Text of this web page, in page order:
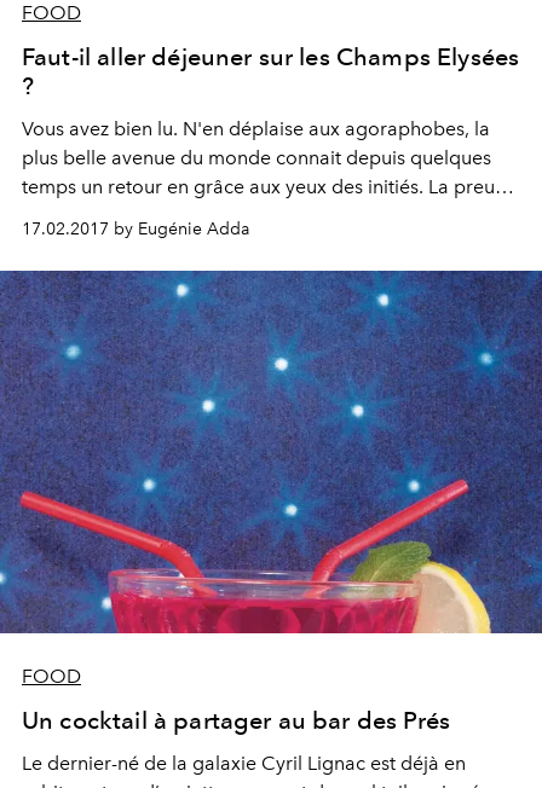
FOOD
Faut-il aller déjeuner sur les Champs Elysées
?
Vous avez bien lu. N'en déplaise aux agoraphobes, la
plus belle avenue du monde connait depuis quelques
temps un retour en grâce aux yeux des initiés. La preuve
en 5 adresses
17.02.2017 by Eugénie Adda
FOOD
Un cocktail à partager au bar des Prés
Le dernier-né de la galaxie Cyril Lignac est déjà en